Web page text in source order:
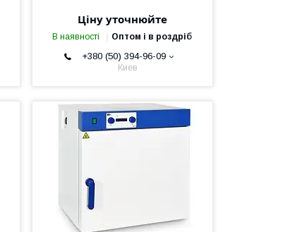
Ціну уточнюйте
В наявності Оптом і в роздріб
+380 (50) 394-96-09
Киев